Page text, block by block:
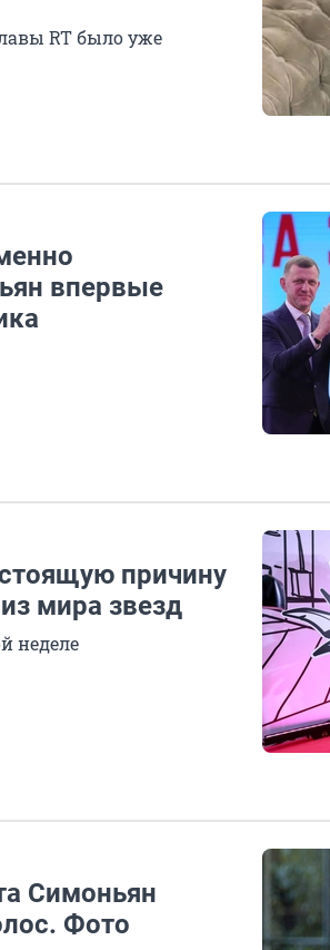
RT было уже
впервые
причину
мира звезд
неделе
Симоньян
Фото